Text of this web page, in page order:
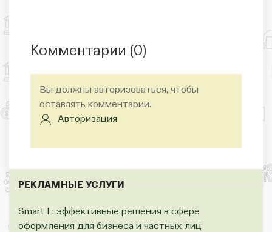
Комментарии (0)
Вы должны авторизоваться, чтобы
оставлять комментарии.
Авторизация
РЕКЛАМНЫЕ УСЛУГИ
Smart L: эффективные решения в сфере
оформления для бизнеса и частных лиц